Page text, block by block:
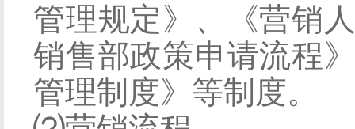
管理规定》、《营销
销售部政策申请流程
管理制度》 等制度。